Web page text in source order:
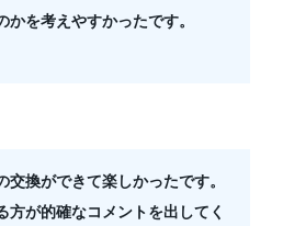
かを考えやすかったです。
交換ができて楽しかったです。
方が的確なコメントを出してく